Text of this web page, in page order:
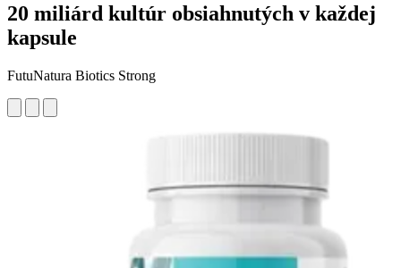
20 miliárd kultúr obsiahnutých v každej
kapsule
FutuNatura Biotics Strong